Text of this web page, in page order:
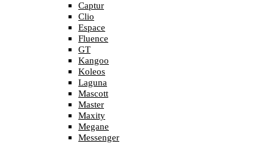
Captur
Clio
Espace
Fluence
GT
Kangoo
Koleos
Laguna
Mascott
Master
Maxity
Megane
Messenger